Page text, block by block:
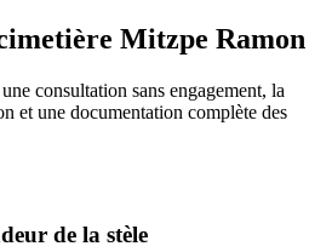
Mitzpe Ramon
consultation sans engagement, la
et une documentation complète des
de la stèle